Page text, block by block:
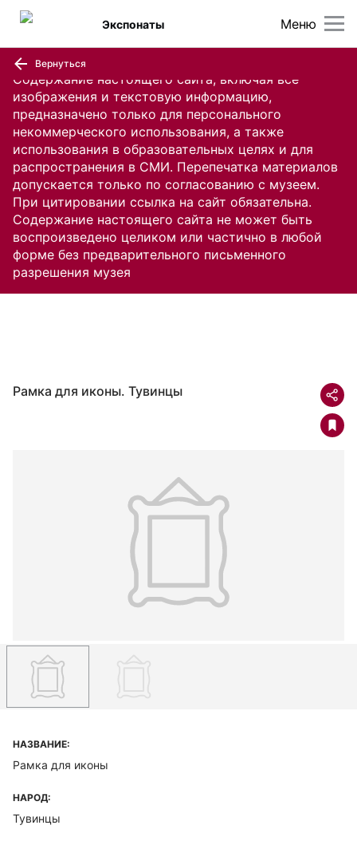
Содержание настоящего сайта, включая все
изображения и текстовую информацию,
предназначено только для персонального
некоммерческого использования, а также
использования в образовательных целях и для
распространения в СМИ. Перепечатка материалов
допускается только по согласованию с музеем.
При цитировании ссылка на сайт обязательна.
Содержание настоящего сайта не может быть
воспроизведено целиком или частично в любой
форме без предварительного письменного
разрешения музея
Меню
Экспонаты
Вернуться
Рамка для иконы. Тувинцы
НАЗВАНИЕ:
Рамка для иконы
НАРОД:
Тувинцы